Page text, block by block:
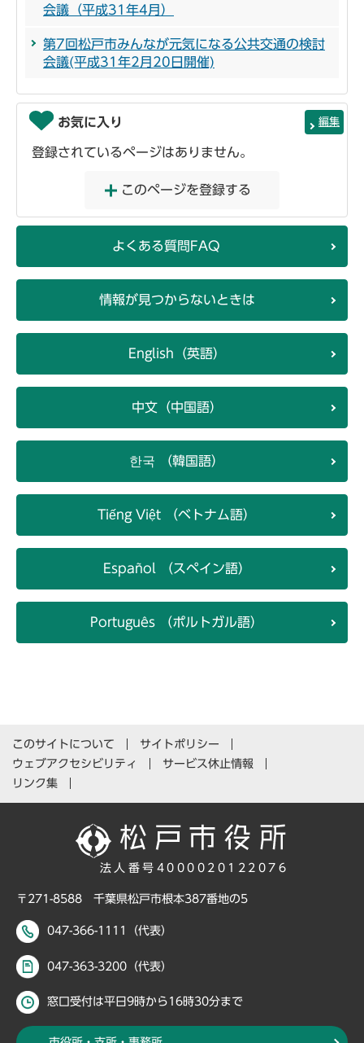
会議（平成31年4月）
第7回松戸市みんなが元気になる公共交通の検討
会議(平成31年2月20日開催)
お気に入り 編集
登録されているページはありません。
このページを登録する
よくある質問FAQ
情報が見つからないときは
English（英語）
中文（中国語）
한국 （韓国語）
Tiếng Việt （ベトナム語）
Español （スペイン語）
Português （ポルトガル語）
このサイトについて
サイトポリシー
ウェブアクセシビリティ
サービス休止情報
リンク集
法人番号4000020122076
〒271-8588 千葉県松戸市根本387番地の5
047-366-1111（代表）
047-363-3200（代表）
窓口受付は平日9時から16時30分まで